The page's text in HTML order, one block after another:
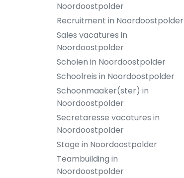
Noordoostpolder
Recruitment in Noordoostpolder
Sales vacatures in
Noordoostpolder
Scholen in Noordoostpolder
Schoolreis in Noordoostpolder
Schoonmaaker(ster) in
Noordoostpolder
Secretaresse vacatures in
Noordoostpolder
Stage in Noordoostpolder
Teambuilding in
Noordoostpolder